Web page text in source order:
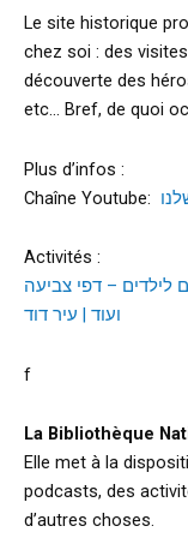
Le site historique
chez soi : des
découverte des
etc… Bref, de quoi
Plus d’infos :
Chaîne Youtube:
Activités :
לילדים – דפי צביעה
ועוד | עיר דוד
f
La Bibliothèque
Elle met à la
podcasts, des
d’autres choses.